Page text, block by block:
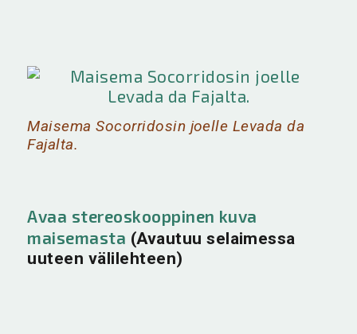
Maisema Socorridosin joelle Levada da
Fajalta.
Avaa stereoskooppinen kuva
maisemasta (Avautuu selaimessa
uuteen välilehteen)